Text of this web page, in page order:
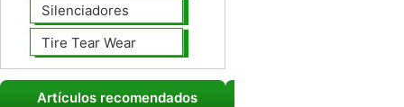
Silenciadores
Tire Tear Wear
Artículos recomendados